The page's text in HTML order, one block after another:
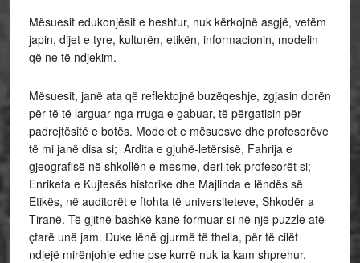
Mësuesit edukonjësit e heshtur, nuk kërkojnë asgjë, vetëm
japin, dijet e tyre, kulturën, etikën, informacionin, modelin
që ne të ndjekim.
Mësuesit, janë ata që reflektojnë buzëqeshje, zgjasin dorën
për të të larguar nga rruga e gabuar, të përgatisin për
padrejtësitë e botës. Modelet e mësuesve dhe profesorëve
të mi janë disa si; Ardita e gjuhë-letërsisë, Fahrija e
gjeografisë në shkollën e mesme, deri tek profesorët si;
Enriketa e Kujtesës historike dhe Majlinda e lëndës së
Etikës, në auditorët e ftohta të universiteteve, Shkodër a
Tiranë. Të gjithë bashkë kanë formuar si në një puzzle atë
çfarë unë jam. Duke lënë gjurmë të thella, për të cilët
ndjejë mirënjohje edhe pse kurrë nuk ia kam shprehur.